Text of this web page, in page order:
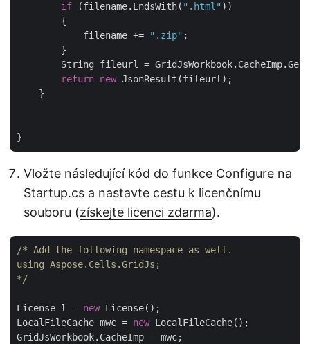
if (filename.EndsWith( ".html" ))
        {
            filename +=
".zip" ;
        }
String fileurl =
return new JsonResult(fileurl);
    }
Vložte následující kód do funkce Configure na
Startup.cs a nastavte cestu k licenčnímu
souboru (získejte licenci zdarma).
/* Add the following namespace as well.
using Aspose.Cells.GridJs;
*/
License l = new License();
LocalFileCache mwc = new LocalFileCache();
GridJsWorkbook.CacheImp = mwc;